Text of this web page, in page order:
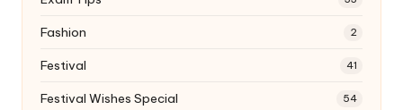
Fashion 2
Festival 41
Festival Wishes Special 54